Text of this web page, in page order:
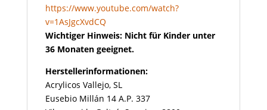
https://www.youtube.com/watch?
v=1AsJgcXvdCQ
Wichtiger Hinweis: Nicht für Kinder unter
36 Monaten geeignet.
Herstellerinformationen:
Acrylicos Vallejo, SL
Eusebio Millán 14 A.P. 337